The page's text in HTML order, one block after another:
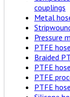
couplings
Metal
Pressure
PTFE
Braided
PTFE
PTFE
PTFE